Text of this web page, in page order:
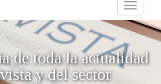
TOGGLE
de toda la actualidad
y del sector